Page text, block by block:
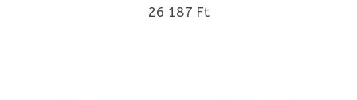
26 187 Ft